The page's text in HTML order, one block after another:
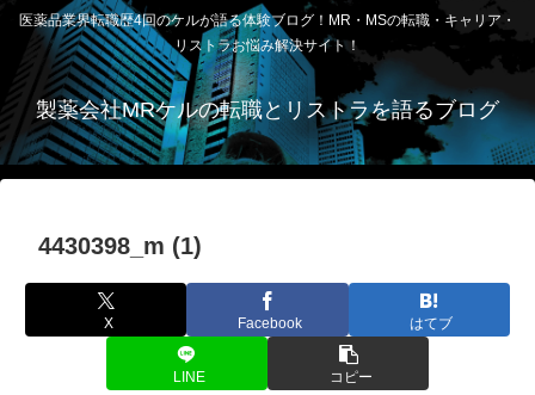
医薬品業界転職歴4回のケルが語る体験ブログ！MR・MSの転職・キャリア・
リストラお悩み解決サイト！
製薬会社MRケルの転職とリストラを語るブログ
4430398_m (1)
X Facebook はてブ
LINE コピー